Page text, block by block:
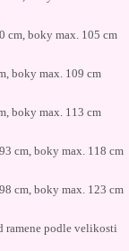
cm, boky max. 105 cm
boky max. 109 cm
boky max. 113 cm
cm, boky max. 118 cm
cm, boky max. 123 cm
ramene podle velikosti